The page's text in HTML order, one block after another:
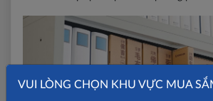
VUI LÒNG CHỌN KHU VỰC MUA